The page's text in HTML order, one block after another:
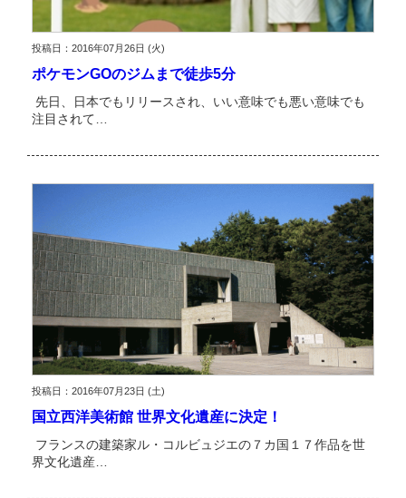
投稿日：2016年07月26日 (火)
ポケモンGOのジムまで徒歩5分
先日、日本でもリリースされ、いい意味でも悪い意味でも
注目されて…
投稿日：2016年07月23日 (土)
国立西洋美術館 世界文化遺産に決定！
フランスの建築家ル・コルビュジエの７カ国１７作品を世
界文化遺産…